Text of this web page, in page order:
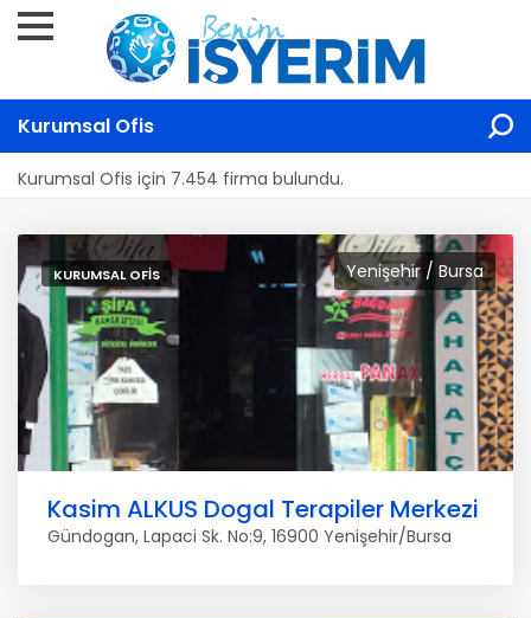
Kurumsal Ofis
Kurumsal Ofis için 7.454 firma bulundu.
Yenişehir / Bursa
KURUMSAL OFIS
Kasim ALKUS Dogal Terapiler Merkezi
Gündogan, Lapaci Sk. No:9, 16900 Yenişehir/Bursa